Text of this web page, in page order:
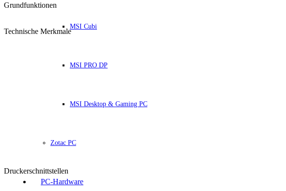
MSI Cubi
MSI PRO DP
MSI Desktop & Gaming PC
Zotac PC
PC-Hardware
Grundfunktionen
Technische Merkmale
Druckerschnittstellen